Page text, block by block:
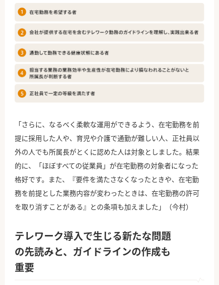
「さらに、なるべく柔軟な運用ができるよう、在宅勤務を前
提に採用した人や、育児や介護で通勤が難しい人、正社員以
外の人でも所属長がとくに認めた人は対象としました。結果
的に、「ほぼすべての従業員」が在宅勤務の対象者になった
格好です。また、『要件を満たさなくなったときや、在宅勤
務を前提とした業務内容が変わったときは、在宅勤務の許可
を取り消すことがある』との条項も加えました」（今村）
テレワーク導入で生じる新たな問題
の先読みと、ガイドラインの作成も
重要